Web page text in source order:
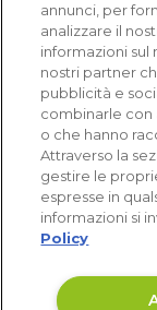
Dicono
1.641
Eccellente
annunci, per
analizzare il
informazioni sul
nostri partner
pubblicità e
combinarle con
o che hanno
Attraverso la
gestire le
espresse in
informazioni si
Policy